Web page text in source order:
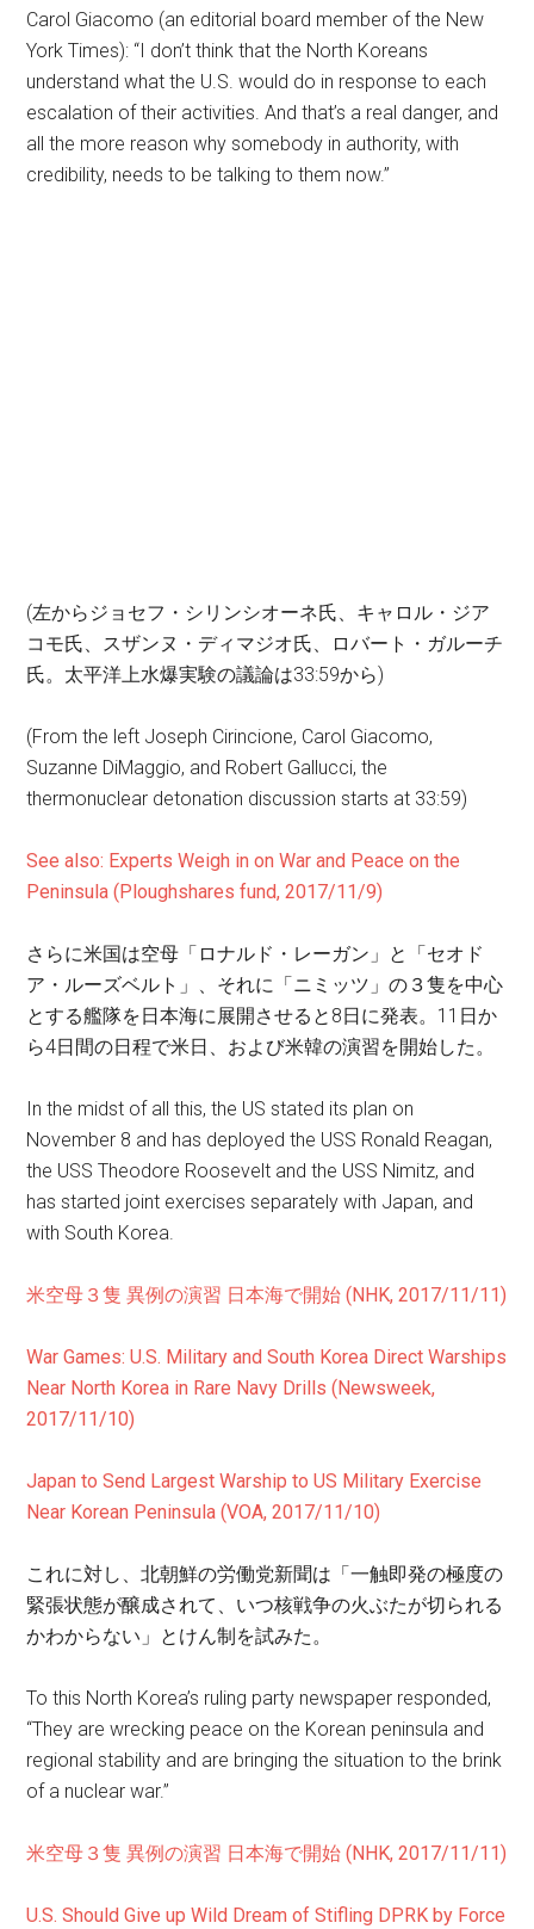
Carol Giacomo (an editorial board member of the New
York Times): “I don’t think that the North Koreans
understand what the U.S. would do in response to each
escalation of their activities. And that’s a real danger, and
all the more reason why somebody in authority, with
credibility, needs to be talking to them now.”
(左からジョセフ・シリンシオーネ氏、 キャロル・ジア
コモ氏、 スザンヌ・ディマジオ氏、
ロバート・ガルーチ
氏。太平洋上水爆実験の議論は33:59から)
(From the left Joseph Cirincione, Carol Giacomo,
Suzanne DiMaggio, and Robert Gallucci, the
thermonuclear detonation discussion starts at 33:59)
See also: Experts Weigh in on War and Peace on the
Peninsula (Ploughshares fund, 2017/11/9)
さらに米国は空母「ロナルド・レーガン」と「セオド
ア・ルーズベルト」、それに「ニミッツ」の３隻を中心
とする艦隊を日本海に展開させると8日に発表。11日か
ら4日間の日程で米日、および米韓の演習を開始した。
In the midst of all this, the US stated its plan on
November 8 and has deployed the USS Ronald Reagan,
the USS Theodore Roosevelt and the USS Nimitz, and
has started joint exercises separately with Japan, and
with South Korea.
米空母３隻 異例の演習 日本海で開始 (NHK, 2017/11/11)
War Games: U.S. Military and South Korea Direct Warships
Near North Korea in Rare Navy Drills (Newsweek,
2017/11/10)
Japan to Send Largest Warship to US Military Exercise
Near Korean Peninsula (VOA, 2017/11/10)
これに対し、北朝鮮の労働党新聞は「一触即発の極度の
緊張状態が醸成されて、いつ核戦争の火ぶたが切られる
かわからない」とけん制を試みた。
To this North Korea’s ruling party newspaper responded,
“They are wrecking peace on the Korean peninsula and
regional stability and are bringing the situation to the brink
of a nuclear war.”
米空母３隻 異例の演習 日本海で開始 (NHK, 2017/11/11)
U.S. Should Give up Wild Dream of Stifling DPRK by Force